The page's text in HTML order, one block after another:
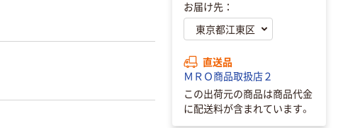
お届け先：
直送品
ＭＲＯ商品取扱店２
この出荷元の商品は商品代金
に配送料が含まれています。